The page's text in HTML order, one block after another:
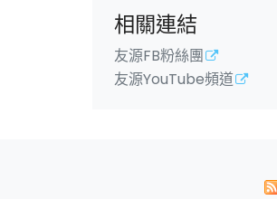
相關連結
友源FB粉絲團
友源YouTube頻道